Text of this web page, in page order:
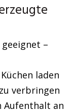
–
laden
verbringen
Aufenthalt an